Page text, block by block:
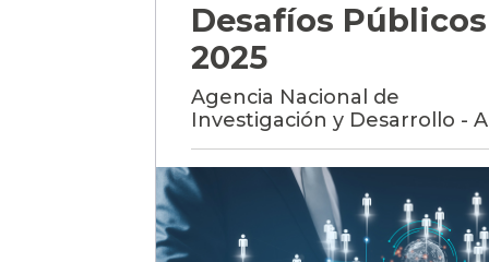
Desafíos Públicos
2025
Agencia Nacional de
Investigación y Desarrollo -